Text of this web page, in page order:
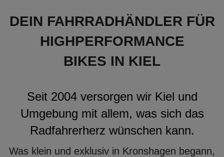
DEIN FAHRRADHÄNDLER FÜR
HIGHPERFORMANCE
BIKES IN KIEL
Seit 2004 versorgen wir Kiel und
Umgebung mit allem, was sich das
Radfahrerherz wünschen kann.
Was klein und exklusiv in Kronshagen begann,